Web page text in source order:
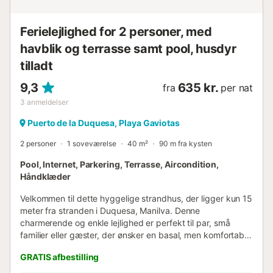
Ferielejlighed for 2 personer, med
havblik og terrasse samt pool, husdyr
tilladt
9,3
3 anmeldelser
fra 635 kr. per nat
Puerto de la Duquesa, Playa Gaviotas
2 personer 1 soveværelse 40 m² 90 m fra kysten
Pool, Internet, Parkering, Terrasse, Aircondition,
Håndklæder
Velkommen til dette hyggelige strandhus, der ligger kun 15
meter fra stranden i Duquesa, Manilva. Denne
charmerende og enkle lejlighed er perfekt til par, små
familier eller gæster, der ønsker en basal, men komfortabel
på 40 kvadratmeter og har et soveværelse med en
GRATIS afbestilling